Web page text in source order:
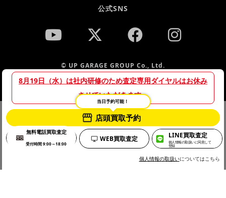
8月19日（水）は社内研修のため査定専用ダイヤルはお休み
させていただきます。
当日予約可能！
店頭買取予約
無料電話買取査定
受付時間 9:00～18:00
WEB買取査定 LINE買取査定
個人情報の取扱いに同意して
登録
個人情報の取扱いについてはこちら
公式SNS
© UP GARAGE GROUP Co., Ltd.
当サイトでは、サイトの利便性向上や利用状況の分析のために
Cookieを使用しています。詳細は「プライバシーポリシー」をご
確認のうえ、Cookieの使用にご同意ください。